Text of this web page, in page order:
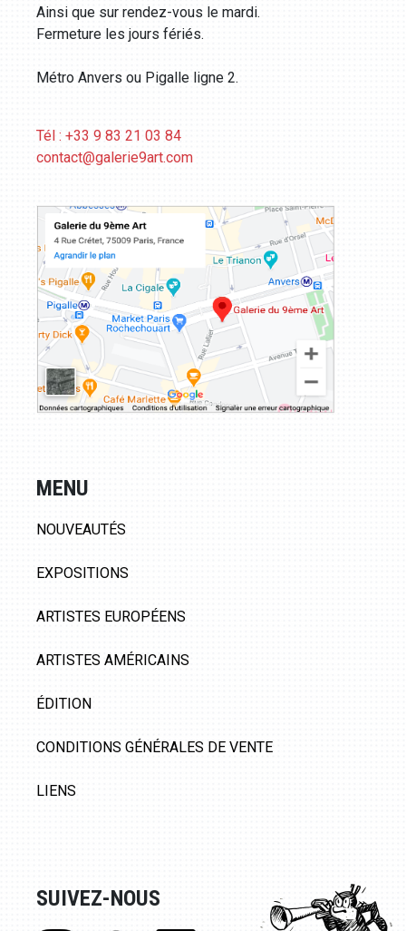
Ainsi que sur rendez-vous le mardi.
Fermeture les jours fériés.
Métro Anvers ou Pigalle ligne 2.
Tél : +33 9 83 21 03 84
contact@galerie9art.com
MENU
NOUVEAUTÉS
EXPOSITIONS
ARTISTES EUROPÉENS
ARTISTES AMÉRICAINS
ÉDITION
CONDITIONS GÉNÉRALES DE VENTE
LIENS
SUIVEZ-NOUS